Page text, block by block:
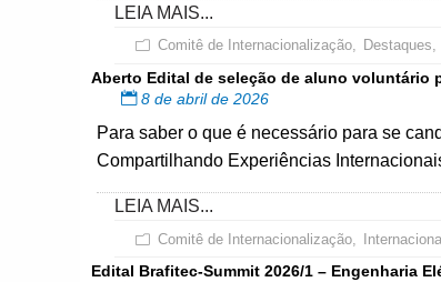
LEIA MAIS...
Comitê de Internacionalização, Destaques,
Aberto Edital de seleção de aluno voluntário
8 de abril de 2026
Para saber o que é necessário para se
Compartilhando Experiências
LEIA MAIS...
Comitê de Internacionalização,
Edital Brafitec-Summit 2026/1 – Engenharia